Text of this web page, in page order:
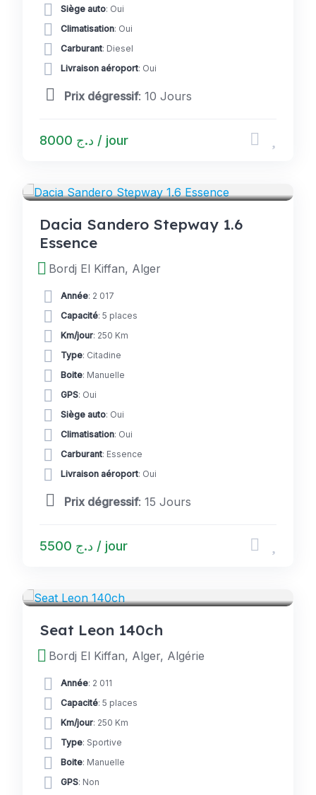
Siège auto: Oui
Climatisation: Oui
Carburant: Diesel
Livraison aéroport: Oui
Prix dégressif: 10 Jours
د.ج 8000 / jour
Dacia Sandero Stepway 1.6
Essence
Bordj El Kiffan, Alger
Année: 2 017
Capacité: 5 places
Km/jour: 250 Km
Type: Citadine
Boite: Manuelle
GPS: Oui
Siège auto: Oui
Climatisation: Oui
Carburant: Essence
Livraison aéroport: Oui
Prix dégressif: 15 Jours
د.ج 5500 / jour
Seat Leon 140ch
Bordj El Kiffan, Alger, Algérie
Année: 2 011
Capacité: 5 places
Km/jour: 250 Km
Type: Sportive
Boite: Manuelle
GPS: Non